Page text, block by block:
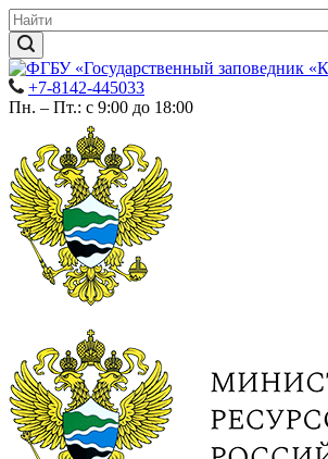
+7-8142-445033
Пн. – Пт.: с 9:00 до 18:00